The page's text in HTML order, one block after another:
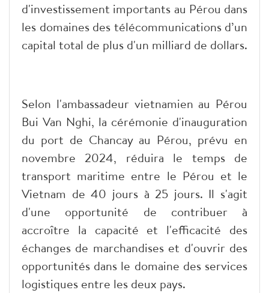
d'investissement importants au Pérou dans
les domaines des télécommunications d’un
capital total de plus d'un milliard de dollars.
Selon l'ambassadeur vietnamien au Pérou
Bui Van Nghi, la cérémonie d'inauguration
du port de Chancay au Pérou, prévu en
novembre 2024, réduira le temps de
transport maritime entre le Pérou et le
Vietnam de 40 jours à 25 jours. Il s'agit
d'une opportunité de contribuer à
accroître la capacité et l'efficacité des
échanges de marchandises et d'ouvrir des
opportunités dans le domaine des services
logistiques entre les deux pays.